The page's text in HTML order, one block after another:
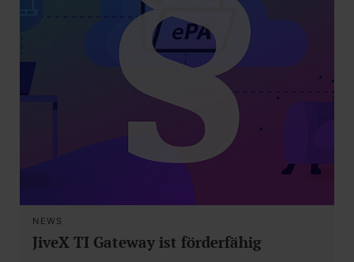
NEWS
JiveX TI Gateway ist förderfähig